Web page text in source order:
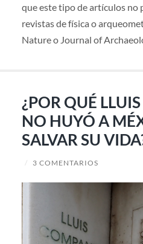
que este tipo de artículos no
revistas de física o
Nature o Journal of
¿POR QUÉ
NO HUYÓ A
SALVAR SU
/ 3 COMENTARIOS